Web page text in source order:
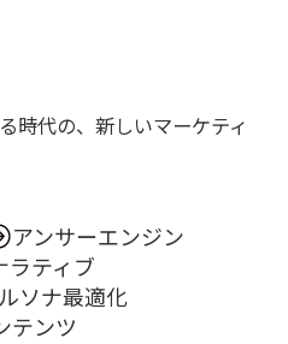
時代の、新しいマーケティ
アンサーエンジン
ラティブ
ソナ最適化
テンツ